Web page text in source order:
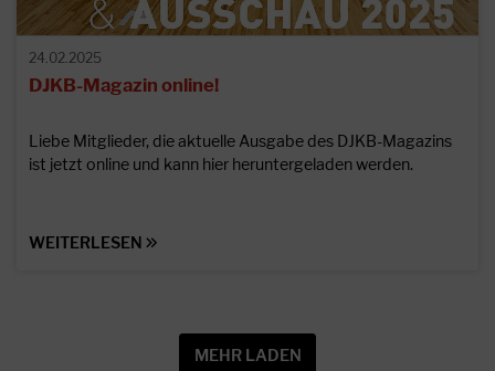
24.02.2025
DJKB-Magazin online!
Liebe Mitglieder, die aktuelle Ausgabe des DJKB-Magazins
ist jetzt online und kann hier heruntergeladen werden.
WEITERLESEN
MEHR LADEN